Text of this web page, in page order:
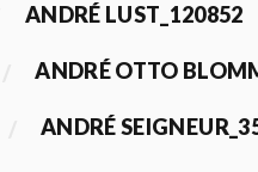
ANDRÉ LUST_120852
ANDRÉ OTTO
ANDRÉ